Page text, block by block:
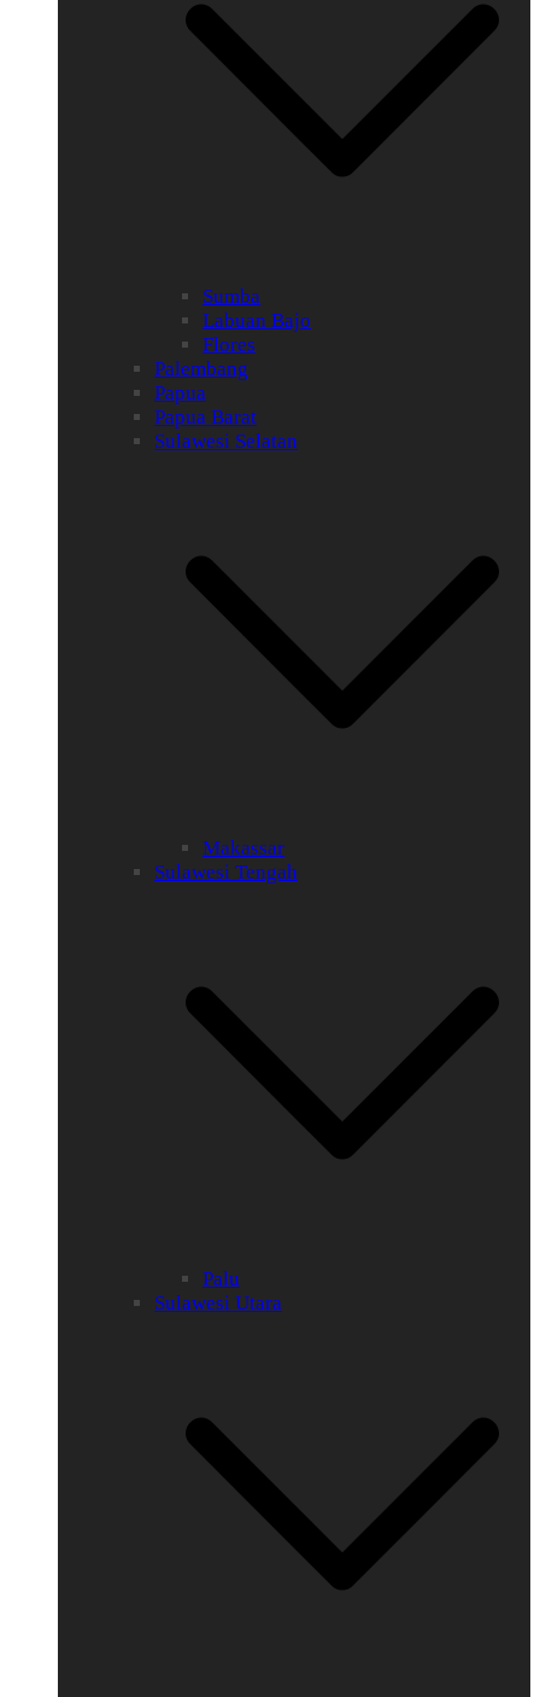
Sumba
Labuan Bajo
Flores
Palembang
Papua
Papua Barat
Sulawesi Selatan
Makassar
Sulawesi Tengah
Palu
Sulawesi Utara